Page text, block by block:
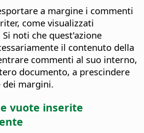
a margine i commenti
come visualizzati
noti che quest'azione
il contenuto della
commenti al suo interno,
documento, a prescindere
dei margini.
vuote inserite